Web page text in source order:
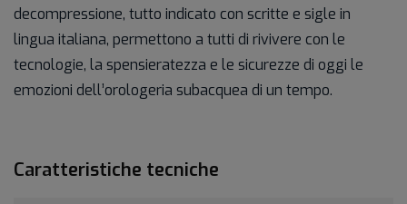
decompressione, tutto indicato con scritte e sigle in
lingua italiana, permettono a tutti di rivivere con le
tecnologie, la spensieratezza e le sicurezze di oggi le
emozioni dell’orologeria subacquea di un tempo.
Caratteristiche tecniche